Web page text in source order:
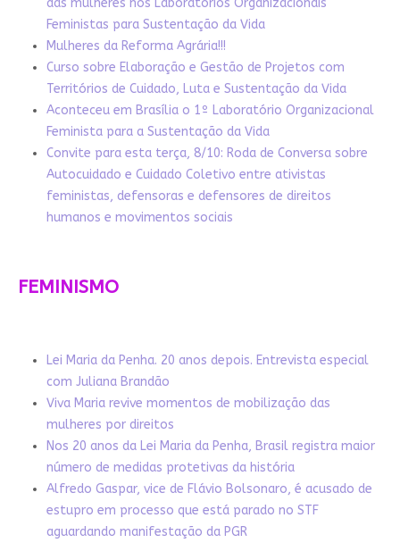
das mulheres nos Laboratórios Organizacionais
Feministas para Sustentação da Vida
Mulheres da Reforma Agrária!!!
Curso sobre Elaboração e Gestão de Projetos com
Territórios de Cuidado, Luta e Sustentação da Vida
Aconteceu em Brasília o 1º Laboratório Organizacional
Feminista para a Sustentação da Vida
Convite para esta terça, 8/10: Roda de Conversa sobre
Autocuidado e Cuidado Coletivo entre ativistas
feministas, defensoras e defensores de direitos
humanos e movimentos sociais
FEMINISMO
Lei Maria da Penha. 20 anos depois. Entrevista especial
com Juliana Brandão
Viva Maria revive momentos de mobilização das
mulheres por direitos
Nos 20 anos da Lei Maria da Penha, Brasil registra maior
número de medidas protetivas da história
Alfredo Gaspar, vice de Flávio Bolsonaro, é acusado de
estupro em processo que está parado no STF
aguardando manifestação da PGR